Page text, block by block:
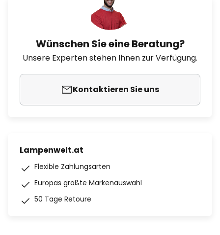
Wünschen Sie eine Beratung?
Unsere Experten stehen Ihnen zur Verfügung.
Kontaktieren Sie uns
Lampenwelt.at
Flexible Zahlungsarten
Europas größte Markenauswahl
50 Tage Retoure